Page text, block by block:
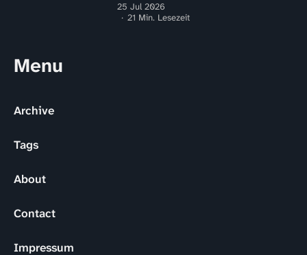
25 Jul 2026
21 Min. Lesezeit
Menu
Archive
Tags
About
Contact
Impressum